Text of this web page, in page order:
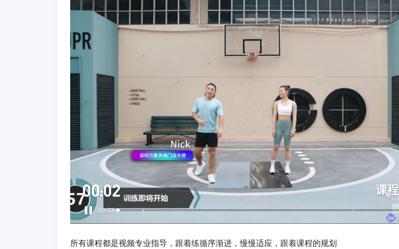
所有课程都是视频专业指导，跟着练循序渐进，慢慢适应，跟着课程的规划